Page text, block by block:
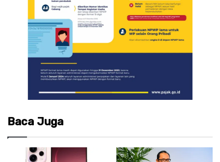
Baca Juga